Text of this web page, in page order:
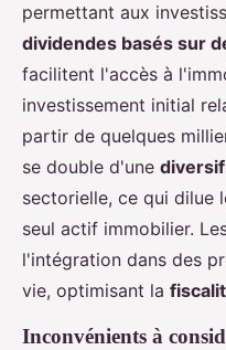
permettant aux
dividendes basés sur
facilitent l'accès à
investissement initial
partir de quelques
se double d'une
sectorielle, ce qui dilue
seul actif immobilier.
l'intégration dans des
vie, optimisant la
Inconvénients à